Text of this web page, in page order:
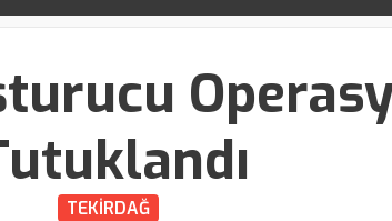
TEKİRDAĞ